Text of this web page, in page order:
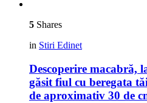
5 Shares
in Stiri Edinet
Descoperire macabră,
găsit fiul cu beregata
de aproximativ 30 de